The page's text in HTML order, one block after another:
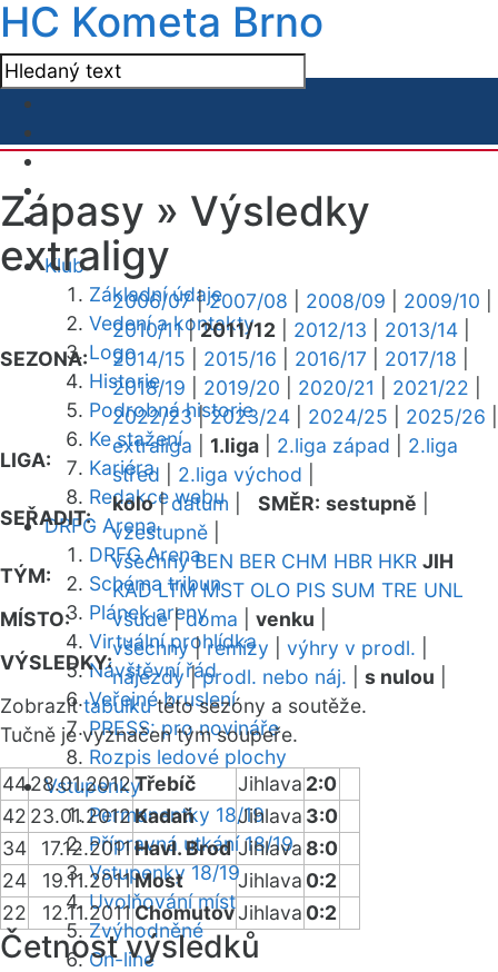
HC Kometa Brno
Klub
Základní údaje
Vedení a kontakty
Logo
Historie
Podrobná historie
Ke stažení
Kariéra
Redakce webu
DRFG Arena
DRFG Arena
Schéma tribun
Plánek areny
Virtuální prohlídka
Návštěvní řád
Veřejné bruslení
PRESS: pro novináře
Rozpis ledové plochy
Vstupenky
Permanentky 18/19
Přípravná utkání 18/19
Vstupenky 18/19
Uvolňování míst
Zvýhodněné
On-line
Zápasy » Výsledky
extraligy
SEZONA:
2006/07|2007/08 2008/09 2009/10
2010/11|2011/12 2012/13 2013/14
2014/15
2015/16 2016/17 2017/18
2018/19
2019/20 2020/21 2021/22
2022/23|2023/24 2024/25 2025/26
LIGA:
extraliga 1.liga 2.liga západ
2.liga
střed
2.liga východ
SEŘADIT:
kolo|datum SMĚR: sestupně
vzestupně
TÝM:
všechny BEN BER CHM HBR HKR JIH
KAD LTM MST OLO PIS SUM TRE UNL
MÍSTO:
všude|doma venku
VÝSLEDKY:
všechny|remízy výhry v prodl.
nájezdy|prodl. nebo náj. s nulou
Zobrazittabulkutéto sezóny a soutěže.
Tučně je vyznačen tým soupeře.
4428.01.2012Třebíč Jihlava 2:0
42 23.01.2012Kadaň Jihlava 3:0
34
17.12.2011Havl. Brod Jihlava 8:0
24
19.11.2011Most Jihlava 0:2
22
12.11.2011 ChomutovJihlava 0:2
Četnost výsledků